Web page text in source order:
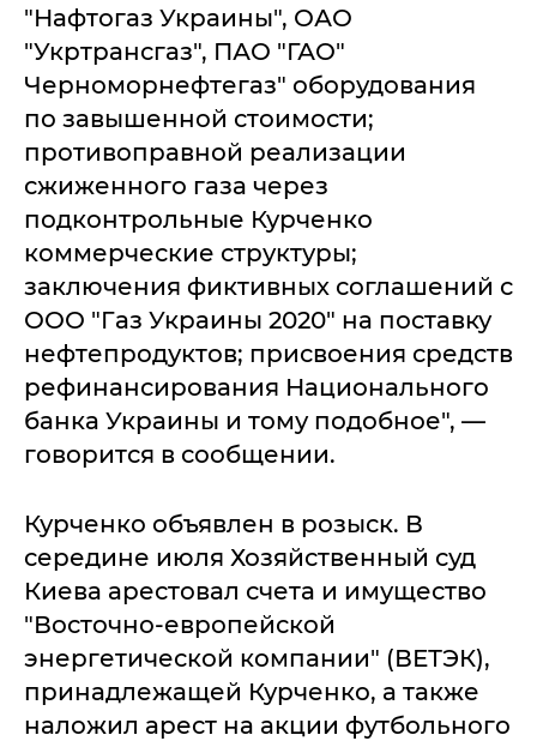
"Нафтогаз Украины", ОАО
"Укртрансгаз", ПАО "ГАО"
Черноморнефтегаз" оборудования
по завышенной стоимости;
противоправной реализации
сжиженного газа через
подконтрольные Курченко
коммерческие структуры;
заключения фиктивных соглашений с
ООО "Газ Украины 2020" на поставку
нефтепродуктов; присвоения средств
рефинансирования Национального
банка Украины и тому подобное", —
говорится в сообщении.
Курченко объявлен в розыск. В
середине июля Хозяйственный суд
Киева арестовал счета и имущество
"Восточно-европейской
энергетической компании" (ВЕТЭК),
принадлежащей Курченко, а также
наложил арест на акции футбольного